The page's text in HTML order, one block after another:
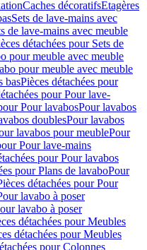
Caches décoratifsEtagères
Sets de lave-mains avec
de lave-mains avec meuble
détachées pour Sets de
pour meuble avec meuble
pour meuble avec meuble
basPièces détachées pour
pour Pour lave-
Pour lavabosPour lavabos
doublesPour lavabos
lavabos pour meublePour
Pour lave-mains
pour Pour lavabos
pour Plans de lavaboPour
détachées pour Pour
lavabo à poser
lavabo à poser
détachées pour Meubles
détachées pour Meubles
pour Colonnes